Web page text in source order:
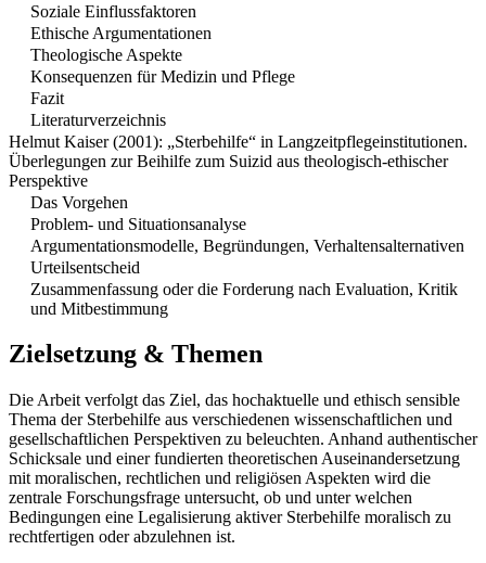
Soziale Einflussfaktoren
Ethische Argumentationen
Theologische Aspekte
Konsequenzen für Medizin und Pflege
Fazit
Literaturverzeichnis
Helmut Kaiser (2001): „Sterbehilfe“ in Langzeitpflegeinstitutionen.
Überlegungen zur Beihilfe zum Suizid aus theologisch-ethischer
Perspektive
Das Vorgehen
Problem- und Situationsanalyse
Argumentationsmodelle, Begründungen, Verhaltensalternativen
Urteilsentscheid
Zusammenfassung oder die Forderung nach Evaluation, Kritik
und Mitbestimmung
Zielsetzung & Themen
Die Arbeit verfolgt das Ziel, das hochaktuelle und ethisch sensible
Thema der Sterbehilfe aus verschiedenen wissenschaftlichen und
gesellschaftlichen Perspektiven zu beleuchten. Anhand authentischer
Schicksale und einer fundierten theoretischen Auseinandersetzung
mit moralischen, rechtlichen und religiösen Aspekten wird die
zentrale Forschungsfrage untersucht, ob und unter welchen
Bedingungen eine Legalisierung aktiver Sterbehilfe moralisch zu
rechtfertigen oder abzulehnen ist.